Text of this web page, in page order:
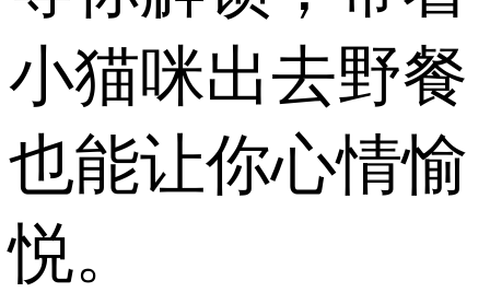
小猫咪出去野餐
也能让你心情愉
悦。